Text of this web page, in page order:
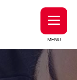
MENU